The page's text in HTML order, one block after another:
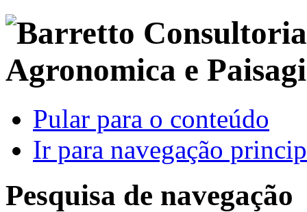
Pular para o conteúdo
Ir para navegação
Pesquisa de navegação